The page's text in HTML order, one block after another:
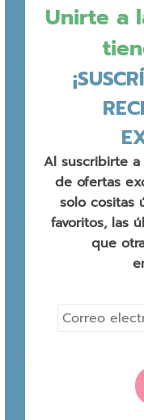
Unirte a
Al suscribirte a
de ofertas
solo cositas
favoritos, las
que